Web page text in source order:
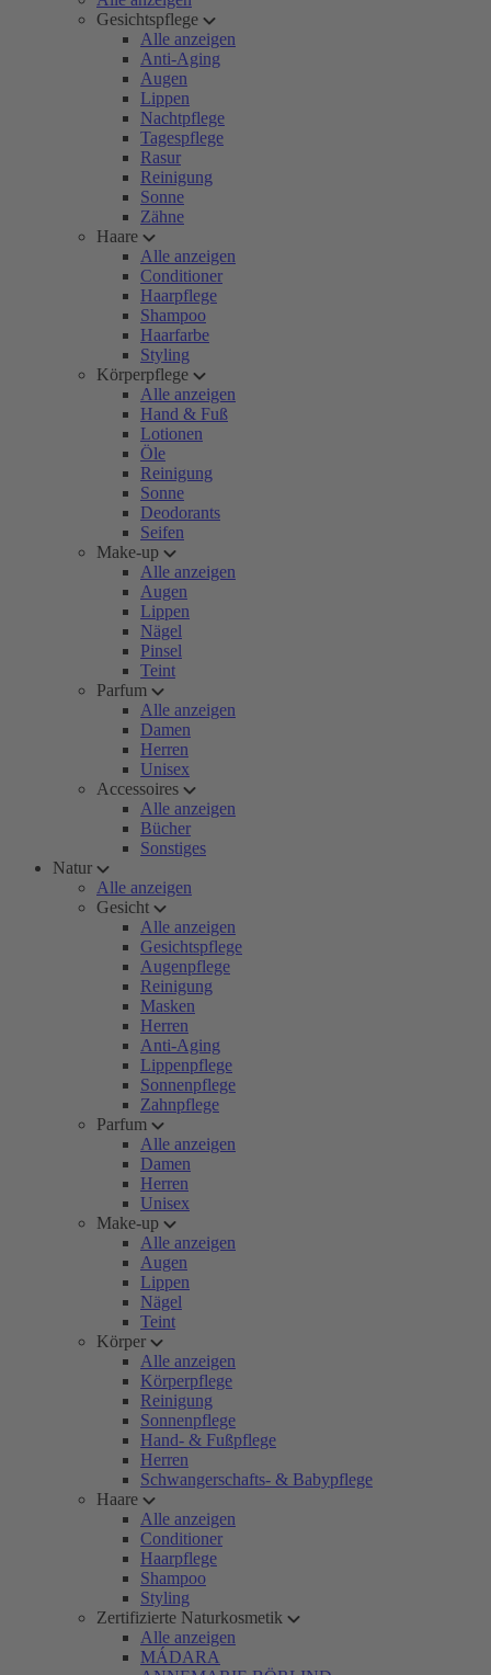
Gesichtspflege
Alle anzeigen
Anti-Aging
Augen
Lippen
Nachtpflege
Tagespflege
Rasur
Reinigung
Sonne
Zähne
Haare
Alle anzeigen
Conditioner
Haarpflege
Shampoo
Haarfarbe
Styling
Körperpflege
Alle anzeigen
Hand & Fuß
Lotionen
Öle
Reinigung
Sonne
Deodorants
Seifen
Make-up
Alle anzeigen
Augen
Lippen
Nägel
Pinsel
Teint
Parfum
Alle anzeigen
Damen
Herren
Unisex
Accessoires
Alle anzeigen
Bücher
Sonstiges
Natur
Alle anzeigen
Gesicht
Alle anzeigen
Gesichtspflege
Augenpflege
Reinigung
Masken
Herren
Anti-Aging
Lippenpflege
Sonnenpflege
Zahnpflege
Parfum
Alle anzeigen
Damen
Herren
Unisex
Make-up
Alle anzeigen
Augen
Lippen
Nägel
Teint
Körper
Alle anzeigen
Körperpflege
Reinigung
Sonnenpflege
Hand- & Fußpflege
Herren
Schwangerschafts- & Babypflege
Haare
Alle anzeigen
Conditioner
Haarpflege
Shampoo
Styling
Zertifizierte Naturkosmetik
Alle anzeigen
MÁDARA